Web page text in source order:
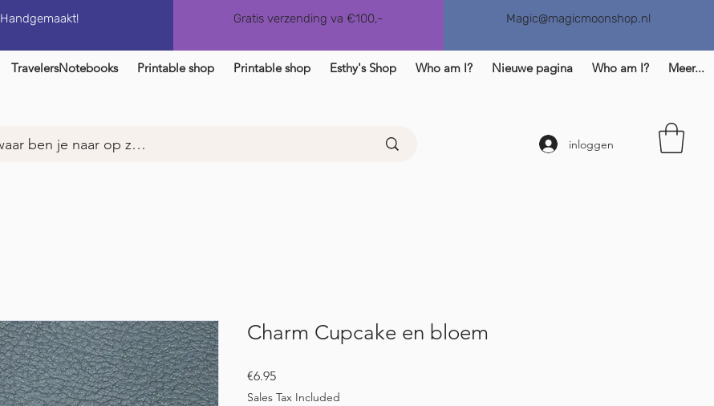
Handgemaakt! Gratis verzending va €100,- Magic@magicmoonshop.nl
TravelersNotebooks Printable shop Printable shop Esthy's Shop Who am I? Nieuwe pagina Who am I? Meer...
inloggen
Charm Cupcake en bloem
€6.95Price
Sales Tax Included